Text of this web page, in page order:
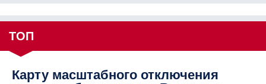
ТОП
Карту масштабного отключения